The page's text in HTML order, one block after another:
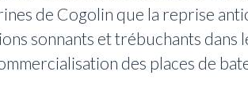
de Cogolin que la reprise
sonnants et trébuchants dans
des places de